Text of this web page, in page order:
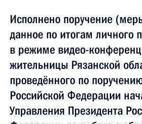
Исполнено поручение
данное по итогам личного
в режиме видео-
жительницы Рязанской
проведённого по
Российской Федерации
Управления Президента